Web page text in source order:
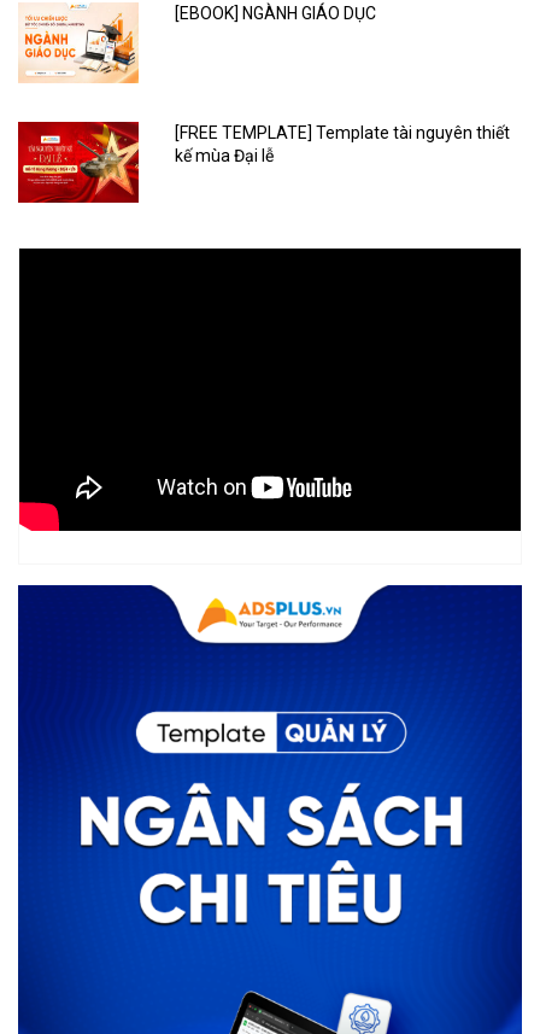
[EBOOK] NGÀNH GIÁO DỤC
[FREE TEMPLATE] Template tài nguyên thiết
kế mùa Đại lễ